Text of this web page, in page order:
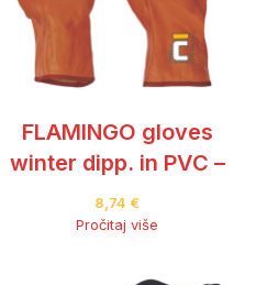
FLAMINGO gloves
winter dipp. in PVC –
8,74 €
Pročitaj više